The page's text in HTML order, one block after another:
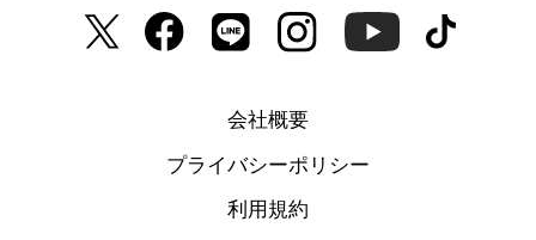
会社概要
プライバシーポリシー
利用規約